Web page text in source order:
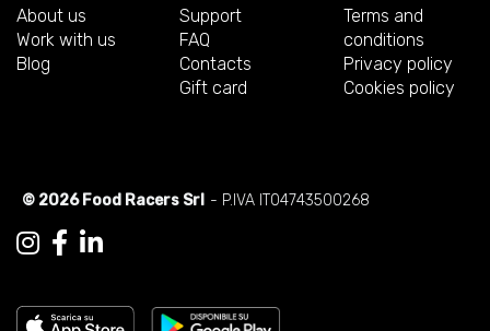
About us
Work with us
Blog
Support
FAQ
Contacts
Gift card
Terms and
conditions
Privacy policy
Cookies policy
© 2026 Food Racers Srl - P.IVA IT04743500268